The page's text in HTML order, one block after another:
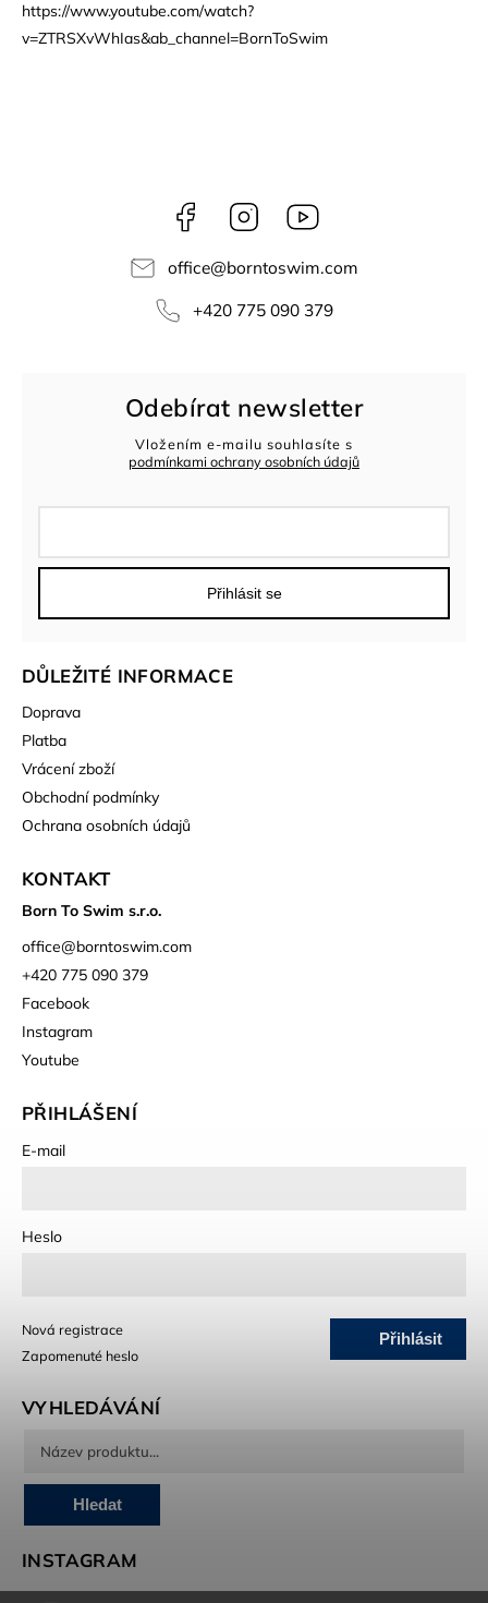
https://www.youtube.com/watch?
v=ZTRSXvWhIas&ab_channel=BornToSwim
Facebook Instagram
office@borntoswim.com
+420 775 090 379
DŮLEŽITÉ INFORMACE
Doprava
Platba
Vrácení zboží
Obchodní podmínky
Ochrana osobních údajů
KONTAKT
Born To Swim s.r.o.
office@borntoswim.com
+420 775 090 379
Facebook
Instagram
Youtube
PŘIHLÁŠENÍ
E-mail
Heslo
Přihlásit
Nová registrace
Zapomenuté heslo
VYHLEDÁVÁNÍ
Hledat
Odebírat newsletter
Vložením e-mailu souhlasíte s
podmínkami ochrany osobních údajů
Přihlásit se
INSTAGRAM